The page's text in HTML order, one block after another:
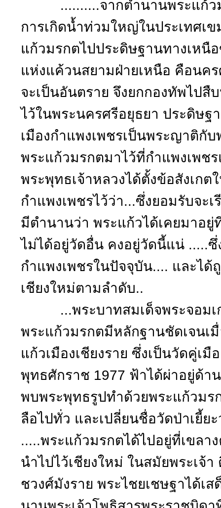
..........จากตำนานพระแก้วม
การเกิดน้ำท่วมใหญ่ในประเทศเ
แก้วมรกตไปประดิษฐานทางเหนื
แห่งแค้วนสยามฝ่ายเหนือ คือนค
จะเป็นอันตราย จึงยกกองทัพไป
ไว้ในพระนครศรีอยุธยา ประดิษฐ
เมืองกำแพงเพชรเป็นพระญาติกั
พระแก้วมรกตมาไว้ที่กำแพงเพช
พระพุทธเจ้าหลวงได้ตั้งข้อสังเก
กำแพงเพชรไว้ว่า...ซึ่งยอมรับจะ
มีตำนานว่า พระแก้วได้เคยมาอยู่
ไม่ได้อยู่วัดอื่น คงอยู่วัดนี้แน่ .....ซึ่
กำแพงเพชรในปัจจุบัน.... และได้
เชียงใหม่ตามลำดับ..
...พระบาทสมเด็จพระจอมเก
พระแก้วมรกตมีหลักฐานชัดเจนเ
แก้วเมืองเชียงราย ซึ่งเป็นวัดคู่เ
พุทธศักราช 1977 ฟ้าได้ผ่าอยู่ด้า
พบพระพุทธรูปทำด้วยพระแก้วมร
ลือไปทั่ว และเปลี่ยนชื่อวัดป่าเยี้ย
.....พระแก้วมรกตได้ไปอยู่ที่เขลา
นำไปไว้เชียงใหม่ ในสมัยพระเจ้
ชวงศ์มังราย พระไชยเชษฐาได้เ